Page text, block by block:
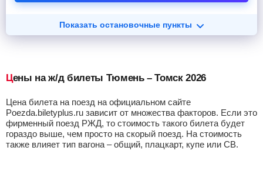
Показать остановочные пункты
Цены на ж/д билеты Тюмень – Томск 2026
Цена билета на поезд на официальном сайте
Poezda.biletyplus.ru зависит от множества факторов. Если это
фирменный поезд РЖД, то стоимость такого билета будет
гораздо выше, чем просто на скорый поезд. На стоимость
также влияет тип вагона – общий, плацкарт, купе или СВ.